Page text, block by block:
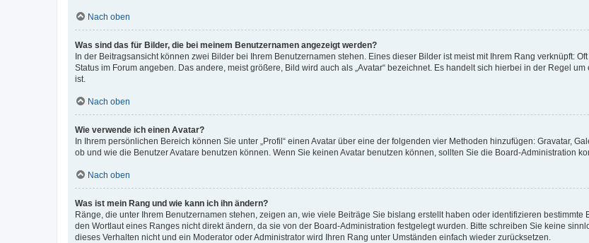
Nach oben
Was sind das für Bilder, die bei meinem Benutzernamen angezeigt werden?
In der Beitragsansicht können zwei Bilder bei Ihrem Benutzernamen stehen. Eines dieser Bilder ist meist mit Ihrem Rang verknüpft:
Status im Forum angeben. Das andere, meist größere, Bild wird auch als „Avatar“ bezeichnet. Es handelt sich hierbei in der Regel
ist.
Nach oben
Wie verwende ich einen Avatar?
In Ihrem persönlichen Bereich können Sie unter „Profil“ einen Avatar über eine der folgenden vier Methoden hinzufügen: Gravatar,
ob und wie die Benutzer Avatare benutzen können. Wenn Sie keinen Avatar benutzen können, sollten Sie die Board-Administration
Nach oben
Was ist mein Rang und wie kann ich ihn ändern?
Ränge, die unter Ihrem Benutzernamen stehen, zeigen an, wie viele Beiträge Sie bislang erstellt haben oder identifizieren
den Wortlaut eines Ranges nicht direkt ändern, da sie von der Board-Administration festgelegt wurden. Bitte schreiben Sie keine
dieses Verhalten nicht und ein Moderator oder Administrator wird Ihren Rang unter Umständen einfach wieder zurücksetzen.